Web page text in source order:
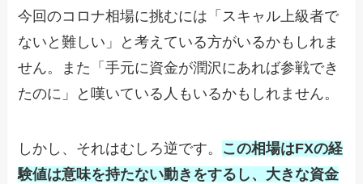
今回のコロナ相場に挑むには「スキャル上級者で
ないと難しい」と考えている方がいるかもしれま
せん。また「手元に資金が潤沢にあれば参戦でき
たのに」と嘆いている人もいるかもしれません。
しかし、それはむしろ逆です。 この相場はFXの経
験値は意味を持たない動きをするし、大きな資金